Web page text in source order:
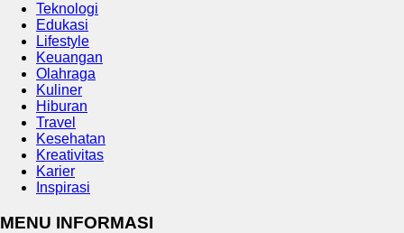
Teknologi
Edukasi
Lifestyle
Keuangan
Olahraga
Kuliner
Hiburan
Travel
Kesehatan
Kreativitas
Karier
Inspirasi
MENU INFORMASI